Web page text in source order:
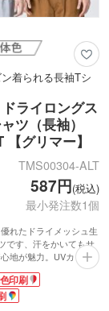
着られる長袖Tシ
ライロングス
ツ（長袖）
【グリマー】
TMS00304-ALT
587円(税込)
最小発注数1個
れたドライメッシュ生
です、汗をかいてもサ
地が魅力。UVカット
でのスポーツやイベン
ユニフォームやイベン
ウェアとして、オリジ
印刷